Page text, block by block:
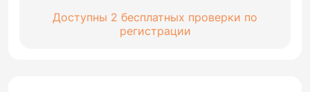
Доступны 2 бесплатных проверки по
регистрации